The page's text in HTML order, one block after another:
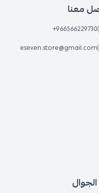
معنا
+966566229730
eseven.store@gmail.com